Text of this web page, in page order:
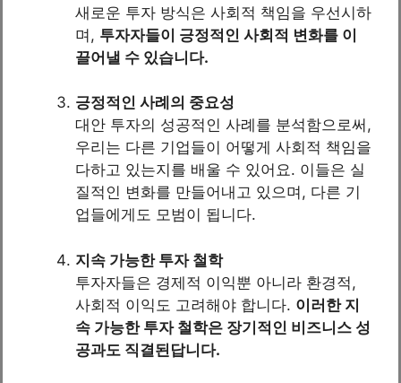
새로운 투자 방식은 사회적 책임을 우선시하
며, 투자자들이 긍정적인 사회적 변화를 이
끌어낼 수 있습니다.
긍정적인 사례의 중요성
대안 투자의 성공적인 사례를 분석함으로써,
우리는 다른 기업들이 어떻게 사회적 책임을
다하고 있는지를 배울 수 있어요. 이들은 실
질적인 변화를 만들어내고 있으며, 다른 기
업들에게도 모범이 됩니다.
지속 가능한 투자 철학
투자자들은 경제적 이익뿐 아니라 환경적,
사회적 이익도 고려해야 합니다. 이러한 지
속 가능한 투자 철학은 장기적인 비즈니스 성
공과도 직결된답니다.